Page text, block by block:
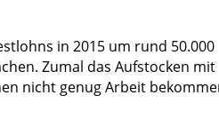
in 2015 um rund 50.000
Zumal das Aufstocken mit
nicht genug Arbeit
Kind kam schwer behindert